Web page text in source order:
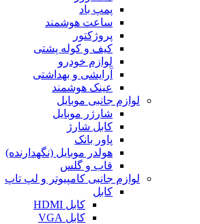
پمپ باد
ساعت هوشمند
پروژکتور
کیف و کوله پشتی
لوازم خودرو
آرایشی و بهداشتی
عینک هوشمند
لوازم جانبی موبایل
شارژر موبایل
کابل شارژ
پاور بانک
هولدر موبایل (نگهدارنده)
قاب و گلس
لوازم جانبی کامپیوتر و لپ تاپ
کابل
کابل HDMI
کابل VGA